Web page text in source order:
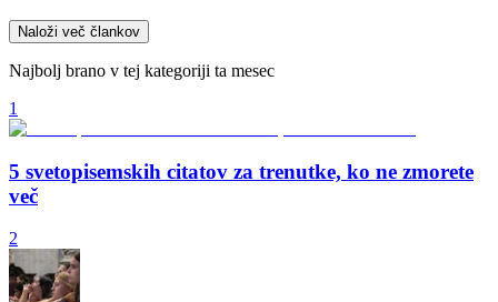
Naloži več člankov
Najbolj brano v tej kategoriji ta mesec
1
5 svetopisemskih citatov za trenutke, ko ne zmorete
več
2